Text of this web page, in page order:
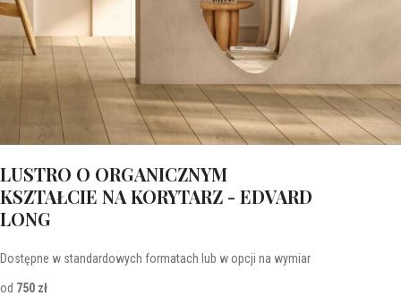
LUSTRO O ORGANICZNYM
KSZTAŁCIE NA KORYTARZ - EDVARD
LONG
Dostępne w standardowych formatach lub w opcji na wymiar
od 750 zł